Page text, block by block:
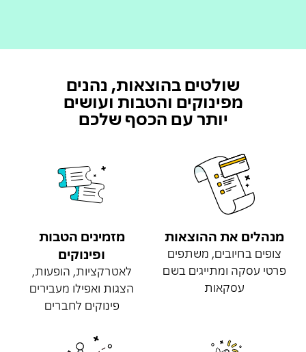
שולטים בהוצאות, נהנים
מפינוקים והטבות ועושים
יותר עם הכסף שלכם
מנהלים את ההוצאות
צופים בחיובים, משתפים
פרטי עסקה ומתייגים בשם
עסקאות
מזמינים הטבות
ופינוקים
לאטרקציות, הופעות,
הצגות ואפילו מעבירים
פינוקים לחברים